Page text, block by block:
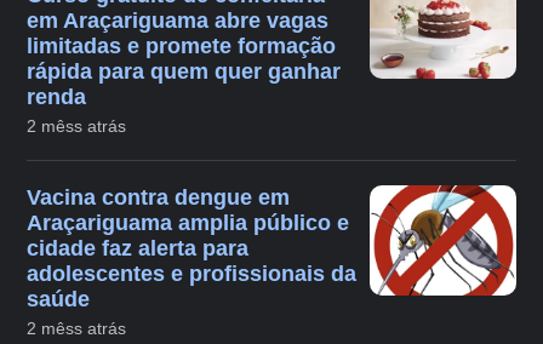
em Araçariguama abre vagas
limitadas e promete formação
rápida para quem quer ganhar
renda
2 mêss atrás
Vacina contra dengue em
Araçariguama amplia público e
cidade faz alerta para
adolescentes e profissionais da
saúde
2 mêss atrás